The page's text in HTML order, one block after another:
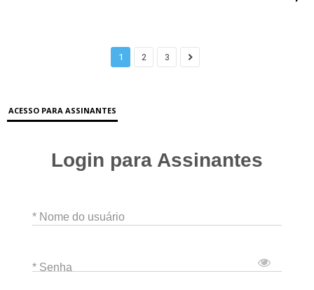
1 2 3
ACESSO PARA ASSINANTES
Login para Assinantes
* Nome do usuário
* Senha